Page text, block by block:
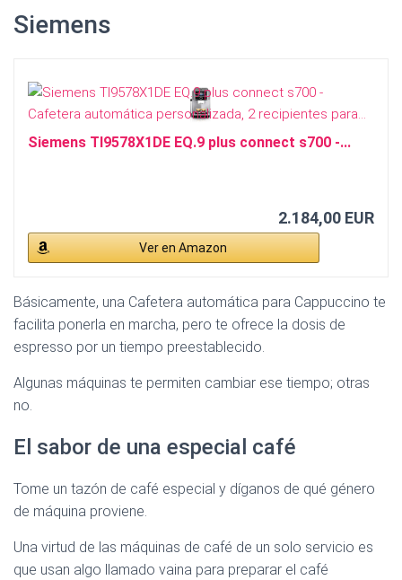
Siemens
Siemens TI9578X1DE EQ.9 plus connect s700 -...
2.184,00 EUR
Ver en Amazon
Básicamente, una Cafetera automática para Cappuccino te
facilita ponerla en marcha, pero te ofrece la dosis de
espresso por un tiempo preestablecido.
Algunas máquinas te permiten cambiar ese tiempo; otras
no.
El sabor de una especial café
Tome un tazón de café especial y díganos de qué género
de máquina proviene.
Una virtud de las máquinas de café de un solo servicio es
que usan algo llamado vaina para preparar el café